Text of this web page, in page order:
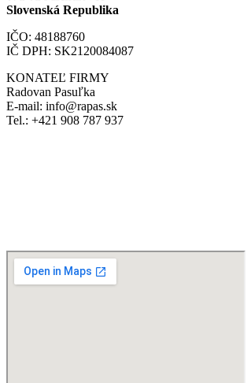
Slovenská Republika
IČO: 48188760
IČ DPH: SK2120084087
KONATEĽ FIRMY
Radovan Pasuľka
E-mail: info@rapas.sk
Tel.: +421 908 787 937